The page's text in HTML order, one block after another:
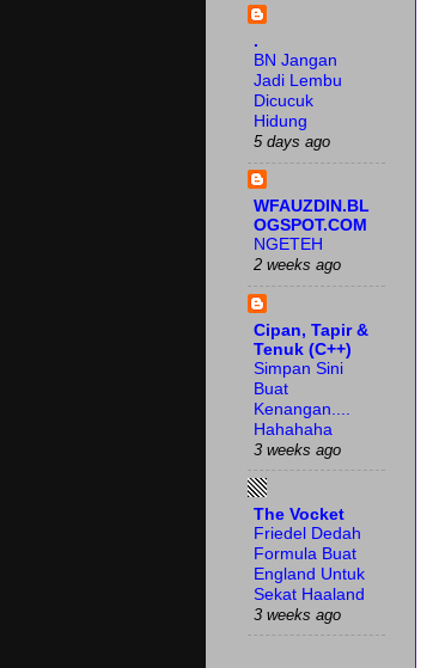
.
BN Jangan
Jadi Lembu
Dicucuk
Hidung
5 days ago
WFAUZDIN.BL
OGSPOT.COM
NGETEH
2 weeks ago
Cipan, Tapir &
Tenuk (C++)
Simpan Sini
Buat
Kenangan....
Hahahaha
3 weeks ago
The Vocket
Friedel Dedah
Formula Buat
England Untuk
Sekat Haaland
3 weeks ago